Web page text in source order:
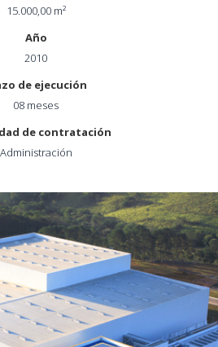
15.000,00 m²
Año
2010
de ejecución
08 meses
de contratación
Administración